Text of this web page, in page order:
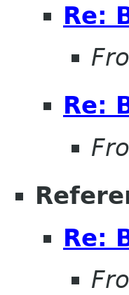
Re:
Re:
Re: